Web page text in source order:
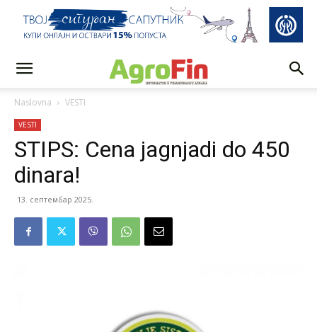
Naslovna VESTI
VESTI
STIPS: Cena jagnjadi do 450
dinara!
13. септембар 2025.